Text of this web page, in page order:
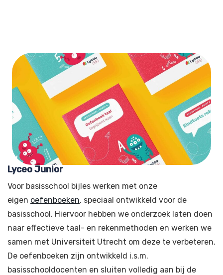
Lyceo Junior
Voor basisschool bijles werken met onze
eigen oefenboeken, speciaal ontwikkeld voor de
basisschool. Hiervoor hebben we onderzoek laten doen
naar effectieve taal- en rekenmethoden en werken we
samen met Universiteit Utrecht om deze te verbeteren.
De oefenboeken zijn ontwikkeld i.s.m.
basisschooldocenten en sluiten volledig aan bij de